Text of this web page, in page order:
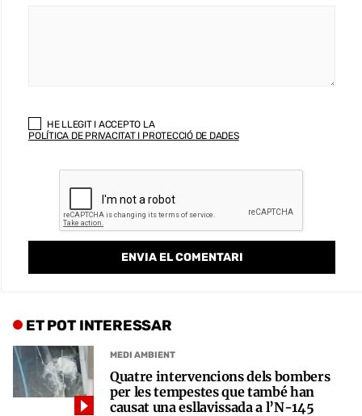
HE LLEGIT I ACCEPTO LA
POLÍTICA DE PRIVACITAT I PROTECCIÓ DE DADES
ET POT INTERESSAR
MEDI AMBIENT
Quatre intervencions dels bombers
per les tempestes que també han
causat una esllavissada a l’N-145